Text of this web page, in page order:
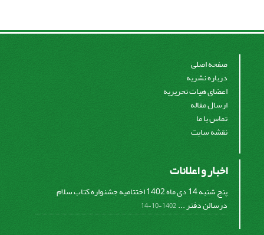
صفحه اصلی
درباره نشریه
اعضای هیات تحریریه
ارسال مقاله
تماس با ما
نقشه سایت
اخبار و اعلانات
پنج شنبه 14 دی ماه 1402 اختتامیه جشنواره کتاب سلام
درسالن دفتر ...1402-10-14